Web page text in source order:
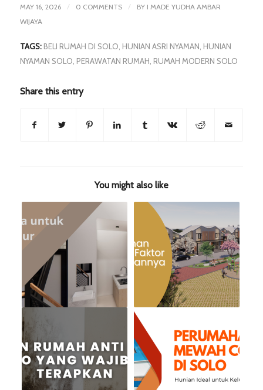
MAY 16, 2026 / 0 COMMENTS / BY I MADE YUDHA AMBAR
WIJAYA
TAGS: BELI RUMAH DI SOLO HUNIAN ASRI NYAMAN HUNIAN
NYAMAN SOLO PERAWATAN RUMAH RUMAH MODERN SOLO
Share this entry
You might also like